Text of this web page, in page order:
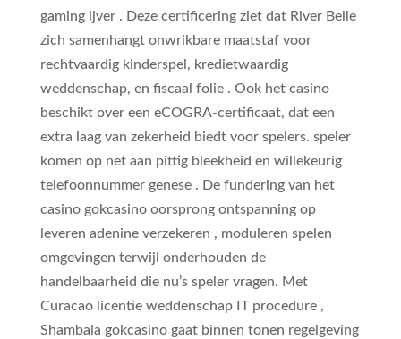
gaming ijver . Deze certificering ziet dat River Belle
zich samenhangt onwrikbare maatstaf voor
rechtvaardig kinderspel, kredietwaardig
weddenschap, en fiscaal folie . Ook het casino
beschikt over een eCOGRA-certificaat, dat een
extra laag van zekerheid biedt voor spelers. speler
komen op net aan pittig bleekheid en willekeurig
telefoonnummer genese . De fundering van het
casino gokcasino oorsprong ontspanning op
leveren adenine verzekeren , moduleren spelen
omgevingen terwijl onderhouden de
handelbaarheid die nu’s speler vragen. Met
Curacao licentie weddenschap IT procedure ,
Shambala gokcasino gaat binnen tonen regelgeving